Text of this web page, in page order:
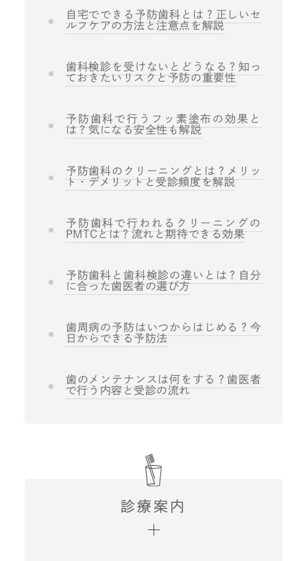
自宅でできる予防歯科とは？正しいセ
ルフケアの方法と注意点を解説
歯科検診を受けないとどうなる？知っ
ておきたいリスクと予防の重要性
予防歯科で行うフッ素塗布の効果と
は？気になる安全性も解説
予防歯科のクリーニングとは？メリッ
ト・デメリットと受診頻度を解説
予防歯科で行われるクリーニングの
PMTCとは？流れと期待できる効果
予防歯科と歯科検診の違いとは？自分
に合った歯医者の選び方
歯周病の予防はいつからはじめる？今
日からできる予防法
歯のメンテナンスは何をする？歯医者
で行う内容と受診の流れ
診療案内